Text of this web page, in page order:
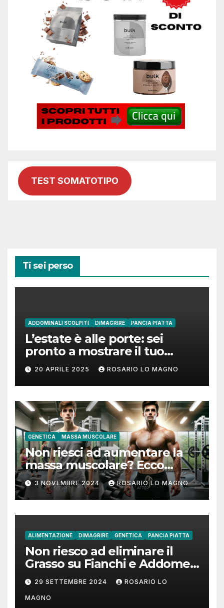
TEST SOMATOTIPO
Ti sei perso
ADDOMINALI SCOLPITI DIMAGRIRE PANCIA PIATTA
L’estate è alle porte: sei
pronto a mostrare il tuo
addome piatto?
20 APRILE 2025 ROSARIO LO MAGNO
GENETICA MASSA MUSCOLARE
Non riesci ad aumentare la
massa muscolare? Ecco
come fare!
3 NOVEMBRE 2024 ROSARIO LO MAGNO
ALIMENTAZIONE DIMAGRIRE GENETICA PANCIA PIATTA
Non riesco ad eliminare il
Grasso su Fianchi e Addome:
cause e rimedi
29 SETTEMBRE 2024 ROSARIO LO
MAGNO